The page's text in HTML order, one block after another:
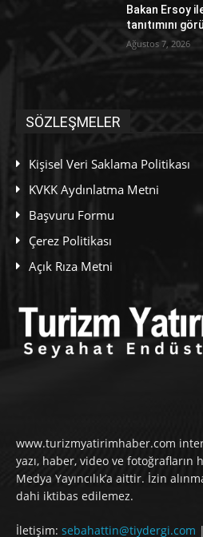
Bakan Ersoy
tanıtımını
Ağustos 7, 2026
SÖZLEŞMELER
Kişisel Veri Saklama Politikası
KVKK Aydınlatma Metni
Başvuru Formu
Çerez Politikası
Açık Rıza Metni
www.turizmyatirimhaber.com
yazı, haber, video ve fotoğrafların
Medya Yayıncılık’a aittir. İzin
dahi iktibas edilemez.
İletişim: sebahattin@tiydergi.com |